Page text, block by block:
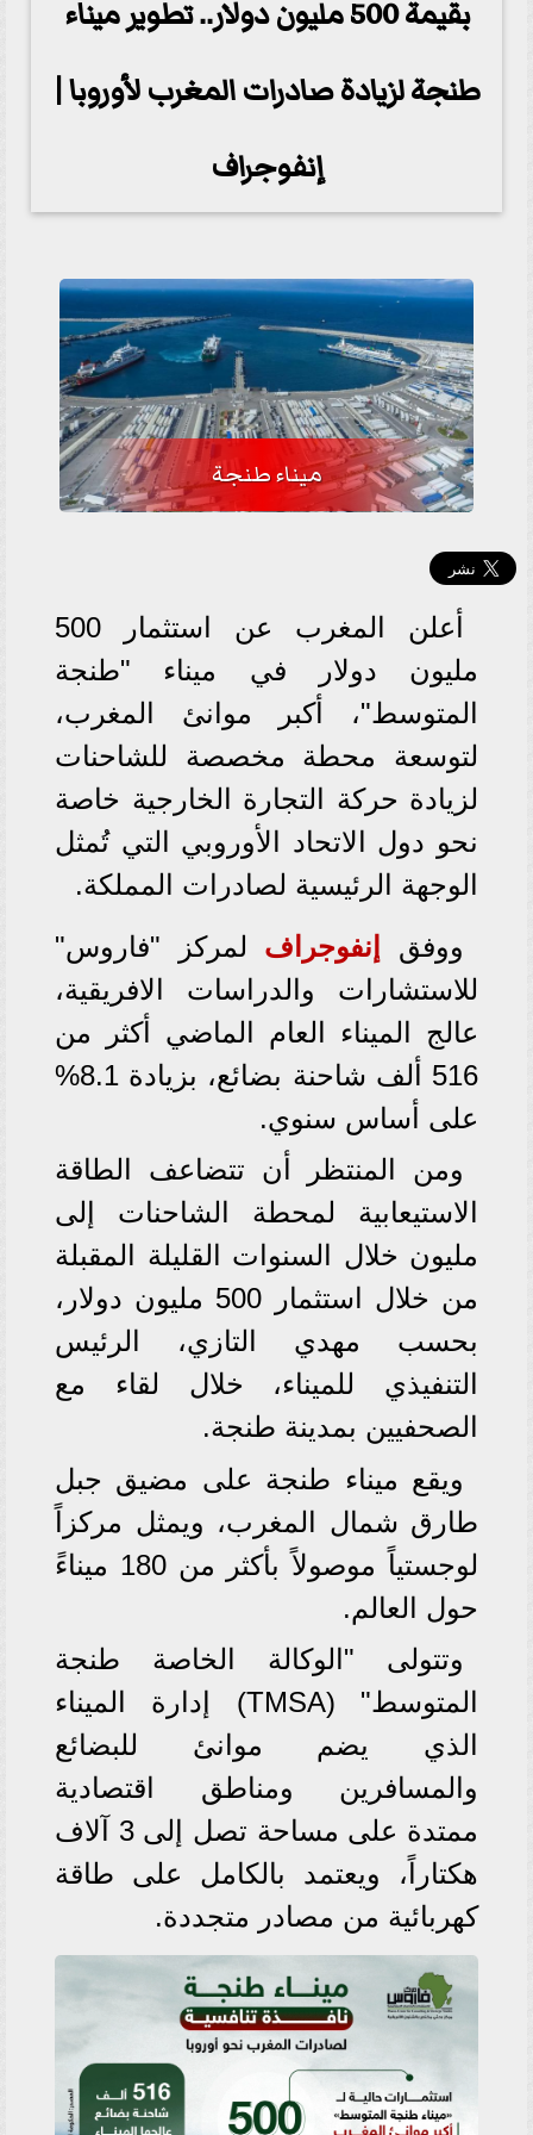
بقيمة 500 مليون دولار.. تطوير ميناء
طنجة لزيادة صادرات المغرب لأوروبا |
إنفوجراف
ميناء طنجة
أعلن المغرب عن استثمار 500
مليون دولار في ميناء "طنجة
المتوسط"، أكبر موانئ المغرب،
لتوسعة محطة مخصصة للشاحنات
لزيادة حركة التجارة الخارجية خاصة
نحو دول الاتحاد الأوروبي التي تُمثل
الوجهة الرئيسية لصادرات المملكة.
ووفق إنفوجراف لمركز "فاروس"
للاستشارات والدراسات الافريقية،
عالج الميناء العام الماضي أكثر من
516 ألف شاحنة بضائع، بزيادة 8.1%
على أساس سنوي.
ومن المنتظر أن تتضاعف الطاقة
الاستيعابية لمحطة الشاحنات إلى
مليون خلال السنوات القليلة المقبلة
من خلال استثمار 500 مليون دولار،
بحسب مهدي التازي، الرئيس
التنفيذي للميناء، خلال لقاء مع
الصحفيين بمدينة طنجة.
ويقع ميناء طنجة على مضيق جبل
طارق شمال المغرب، ويمثل مركزاً
لوجستياً موصولاً بأكثر من 180 ميناءً
حول العالم.
وتتولى "الوكالة الخاصة طنجة
المتوسط" (TMSA) إدارة الميناء
الذي يضم موانئ للبضائع
والمسافرين ومناطق اقتصادية
ممتدة على مساحة تصل إلى 3 آلاف
هكتاراً، ويعتمد بالكامل على طاقة
كهربائية من مصادر متجددة.